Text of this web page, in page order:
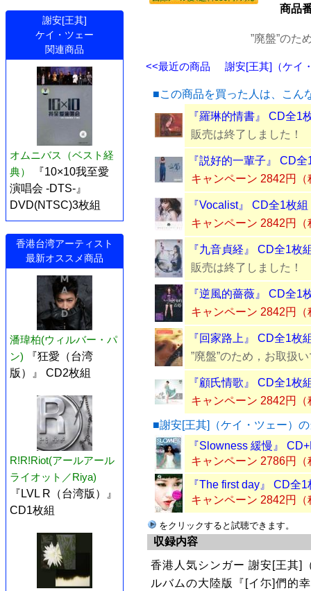
謝安[王其]
ケイ・ツェー
関連商品
オムニバス（ベスト経
典）
『10×10我至愛
演唱会 -DTS-』
DVD(NTSC)3枚組
香港台湾アーティスト
最新オススメ商品
潘瑋柏(ウィルバー・パ
ン)
『狂愛（台湾
版）』 CD2枚組
R!R!Riot(アールアール
ライオット／Riya)
『LVL R（台湾版）』
CD1枚組
商品
”廃盤”のた
<<最近の商品 謝安[王其]（ケイ
■この商品を買った人は、こん
『羅琳的情書』 CD全1
販売は終了しました！
『説好的一輩子』 CD
キャンペーン 2842円（
『Vocalist』 CD全1枚組
キャンペーン 2842円（
『九音貞経』 CD全1枚
販売は終了しました！
『逆風的薔薇』 CD全1
キャンペーン 2842円（
『回家路上』 CD全1枚
”廃盤”のため，お取扱
『顧氏情歌』 CD全1枚
キャンペーン 2842円（
■謝安[王其]（ケイ・ツェー）
『Slowness 緩慢』
キャンペーン 2786円（
『The first day』 CD全1
キャンペーン 2842円（
をクリックすると試聴できます。
収録内容
香港人気シンガー 謝安[王其]
ルバムの大陸版『[イ尓]們的